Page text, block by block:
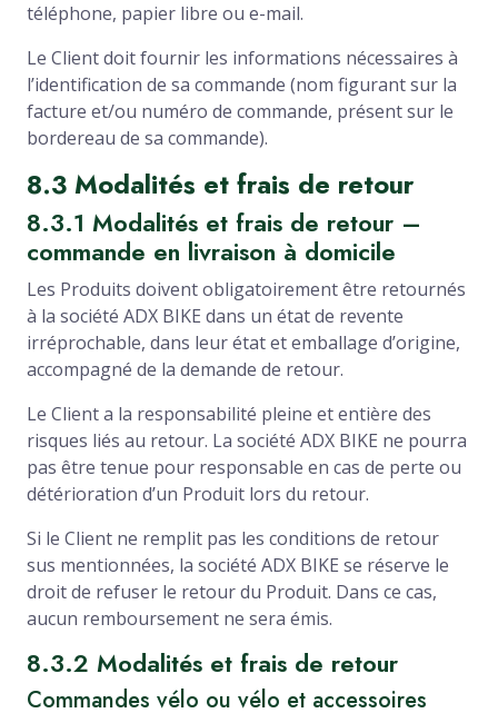
téléphone, papier libre ou e-mail.
Le Client doit fournir les informations nécessaires à
l’identification de sa commande (nom figurant sur la
facture et/ou numéro de commande, présent sur le
bordereau de sa commande).
8.3 Modalités et frais de retour
8.3.1 Modalités et frais de retour –
commande en livraison à domicile
Les Produits doivent obligatoirement être retournés
à la société ADX BIKE dans un état de revente
irréprochable, dans leur état et emballage d’origine,
accompagné de la demande de retour.
Le Client a la responsabilité pleine et entière des
risques liés au retour. La société ADX BIKE ne pourra
pas être tenue pour responsable en cas de perte ou
détérioration d’un Produit lors du retour.
Si le Client ne remplit pas les conditions de retour
sus mentionnées, la société ADX BIKE se réserve le
droit de refuser le retour du Produit. Dans ce cas,
aucun remboursement ne sera émis.
8.3.2 Modalités et frais de retour
Commandes vélo ou vélo et accessoires